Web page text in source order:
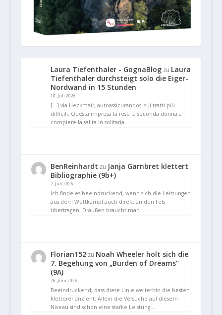
Laura Tiefenthaler - GognaBlogzu Laura
Tiefenthaler durchsteigt solo die Eiger-
Nordwand in 15 Stunden
10. Juli 2026
[…] via Heckmair, autoassicurandosi sui tratti più
difficili. Questa impresa la rese la seconda donna a
compiere la salita in solitaria…
BenReinhardt zu Janja Garnbret klettert
Bibliographie (9b+)
7. Juli 2026
Ich finde es beeindruckend, wenn sich die Leistungen
aus dem Wettkampf auch direkt an den Fels
übertragen. Draußen braucht man…
Florian152zu Noah Wheeler holt sich die
7. Begehung von „Burden of Dreams“
(9A)
26. Juni 2026
Beeindruckend, dass diese Linie weiterhin die besten
Kletterer anzieht. Allein die Versuche auf diesem
Niveau sind schon eine starke Leistung.…